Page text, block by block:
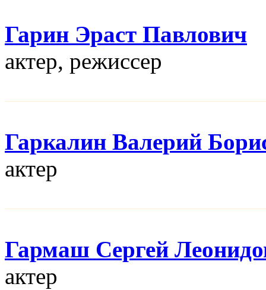
Гарин Эраст Павлович
актер, режисcер
Гаркалин Валерий
актер
Гармаш Сергей
актер